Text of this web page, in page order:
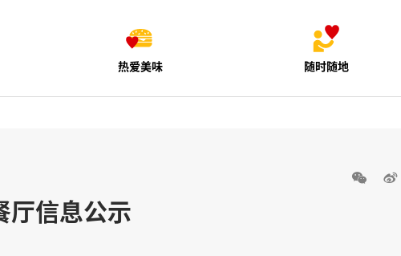
热爱美味 随时随地
 
厅信息公示